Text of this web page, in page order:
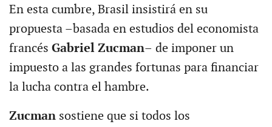
En esta cumbre, Brasil insistirá en su
propuesta –basada en estudios del economista
francés Gabriel Zucman– de imponer un
impuesto a las grandes fortunas para financiar
la lucha contra el hambre.
Zucman sostiene que si todos los